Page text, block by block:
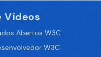
Vídeos
Abertos W3C
W3C